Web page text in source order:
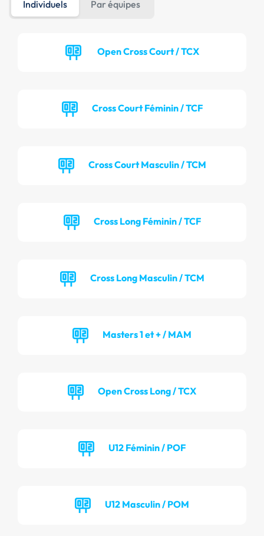
Individuels Par équipes
Open Cross Court / TCX
Cross Court Féminin / TCF
Cross Court Masculin / TCM
Cross Long Féminin / TCF
Cross Long Masculin / TCM
Masters 1 et + / MAM
Open Cross Long / TCX
U12 Féminin / POF
U12 Masculin / POM